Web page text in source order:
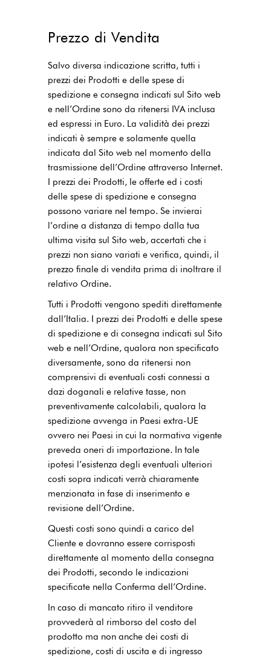
Prezzo di Vendita
Salvo diversa indicazione scritta, tutti i
prezzi dei Prodotti e delle spese di
spedizione e consegna indicati sul Sito web
e nell’Ordine sono da ritenersi IVA inclusa
ed espressi in Euro. La validità dei prezzi
indicati è sempre e solamente quella
indicata dal Sito web nel momento della
trasmissione dell’Ordine attraverso Internet.
I prezzi dei Prodotti, le offerte ed i costi
delle spese di spedizione e consegna
possono variare nel tempo. Se invierai
l’ordine a distanza di tempo dalla tua
ultima visita sul Sito web, accertati che i
prezzi non siano variati e verifica, quindi, il
prezzo finale di vendita prima di inoltrare il
relativo Ordine.
Tutti i Prodotti vengono spediti direttamente
dall’Italia. I prezzi dei Prodotti e delle spese
di spedizione e di consegna indicati sul Sito
web e nell’Ordine, qualora non specificato
diversamente, sono da ritenersi non
comprensivi di eventuali costi connessi a
dazi doganali e relative tasse, non
preventivamente calcolabili, qualora la
spedizione avvenga in Paesi extra-UE
ovvero nei Paesi in cui la normativa vigente
preveda oneri di importazione. In tale
ipotesi l’esistenza degli eventuali ulteriori
costi sopra indicati verrà chiaramente
menzionata in fase di inserimento e
revisione dell’Ordine.
Questi costi sono quindi a carico del
Cliente e dovranno essere corrisposti
direttamente al momento della consegna
dei Prodotti, secondo le indicazioni
specificate nella Conferma dell’Ordine.
In caso di mancato ritiro il venditore
provvederà al rimborso del costo del
prodotto ma non anche dei costi di
spedizione, costi di uscita e di ingresso